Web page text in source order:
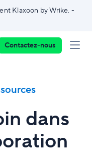
Klaxoon by Wrike. -
Contactez-nous
dans